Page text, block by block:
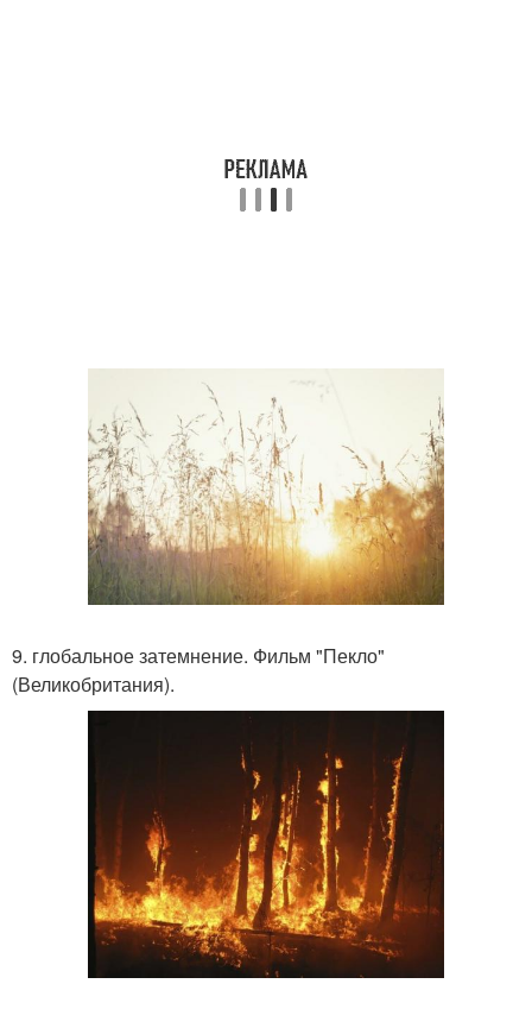
9. глобальное затемнение. Фильм "Пекло"
(Великобритания).